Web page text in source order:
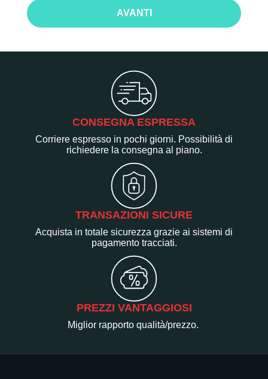
AVANTI
CONSEGNA ESPRESSA
Corriere espresso in pochi giorni. Possibilità di
richiedere la consegna al piano.
TRANSAZIONI SICURE
Acquista in totale sicurezza grazie ai sistemi di
pagamento tracciati.
PREZZI VANTAGGIOSI
Miglior rapporto qualità/prezzo.